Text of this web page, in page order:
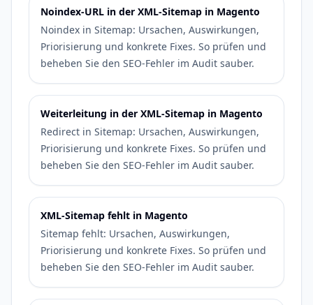
Noindex-URL in der XML-Sitemap in Magento
Noindex in Sitemap: Ursachen, Auswirkungen,
Priorisierung und konkrete Fixes. So prüfen und
beheben Sie den SEO-Fehler im Audit sauber.
Weiterleitung in der XML-Sitemap in Magento
Redirect in Sitemap: Ursachen, Auswirkungen,
Priorisierung und konkrete Fixes. So prüfen und
beheben Sie den SEO-Fehler im Audit sauber.
XML-Sitemap fehlt in Magento
Sitemap fehlt: Ursachen, Auswirkungen,
Priorisierung und konkrete Fixes. So prüfen und
beheben Sie den SEO-Fehler im Audit sauber.